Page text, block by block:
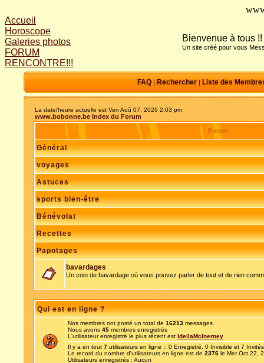
Accueil
Horoscope
Galeries photos
FORUM
RENCONTRE!!!
Bienvenue à tous !!
Un site créé pour vous
FAQ| Rechercher| Liste des
La date/heure actuelle est Ven Aoû 07, 2026 2:03 pm
www.bobonne.be Index du Forum
Forum
Général
voyages
Astuces
sports bien-être
Bénévolat
Recettes
Papotages
bavardages
Un coin de bavardage où vous pouvez parler de tout et de rien
Qui est en ligne ?
Nos membres ont posté un total de 16213 messages
Nous avons 45 membres enregistrés
L'utilisateur enregistré le plus récent est IdellaMcInerney
Il y a en tout 7 utilisateurs en ligne :: 0 Enregistré, 0 Invisible et 7
Le record du nombre d'utilisateurs en ligne est de 2376 le Mer Oct 22,
Utilisateurs enregistrés : Aucun